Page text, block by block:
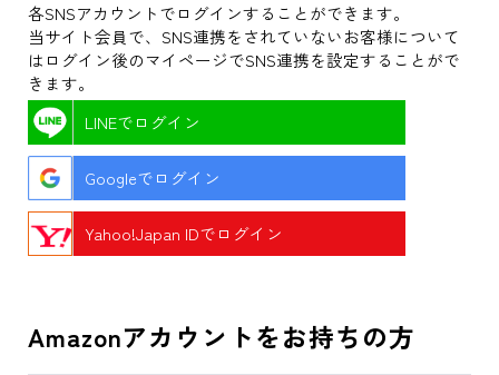
各SNSアカウントでログインすることができます。
当サイト会員で、SNS連携をされていないお客様について
はログイン後のマイページでSNS連携を設定することがで
きます。
LINEでログイン
Googleでログイン
Yahoo!Japan IDでログイン
Amazonアカウントをお持ちの方